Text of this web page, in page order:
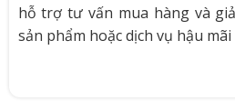
hỗ trợ tư vấn mua hàng và
sản phẩm hoặc dịch vụ hậu